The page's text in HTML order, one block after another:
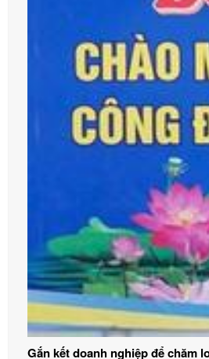
Gắn kết doanh nghiệp để chăm